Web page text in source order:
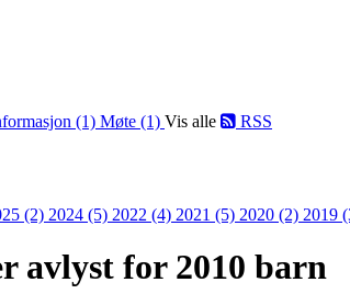
(1) Møte (1) Vis alle RSS
(2) 2024 (5) 2022 (4) 2021 (5) 2020 (2) 2019
avlyst for 2010 barn